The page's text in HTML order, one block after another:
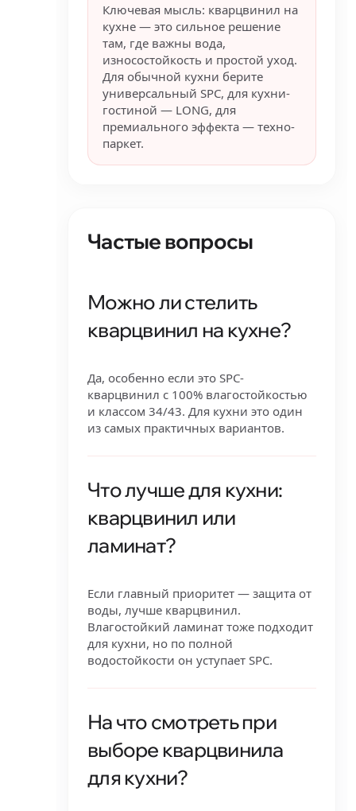
Ключевая мысль: кварцвинил на
кухне — это сильное решение
там, где важны вода,
износостойкость и простой уход.
Для обычной кухни берите
универсальный SPC, для кухни-
гостиной — LONG, для
премиального эффекта — техно-
паркет.
Частые вопросы
Можно ли стелить
кварцвинил на кухне?
Да, особенно если это SPC-
кварцвинил с 100% влагостойкостью
и классом 34/43. Для кухни это один
из самых практичных вариантов.
Что лучше для кухни:
кварцвинил или
ламинат?
Если главный приоритет — защита от
воды, лучше кварцвинил.
Влагостойкий ламинат тоже подходит
для кухни, но по полной
водостойкости он уступает SPC.
На что смотреть при
выборе кварцвинила
для кухни?